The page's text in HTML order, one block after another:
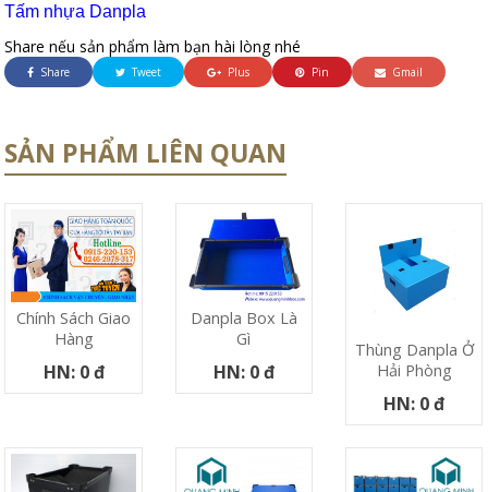
Tấm nhựa Danpla
Share nếu sản phẩm làm bạn hài lòng nhé
Share Tweet Plus Pin Gmail
SẢN PHẨM LIÊN QUAN
Chính Sách Giao
Hàng
HN: 0 đ
Danpla Box Là
Gì
HN: 0 đ
Thùng Danpla Ở
Hải Phòng
HN: 0 đ